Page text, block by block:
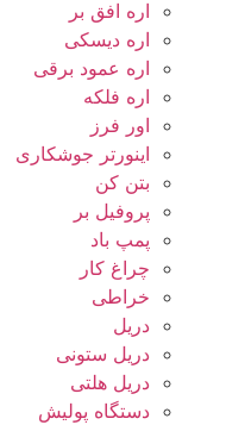
اره افق بر
اره دیسکی
اره عمود برقی
اره فلکه
اور فرز
اینورتر جوشکاری
بتن کن
پروفیل بر
پمپ باد
چراغ کار
خراطی
دریل
دریل ستونی
دریل هلتی
دستگاه پولیش